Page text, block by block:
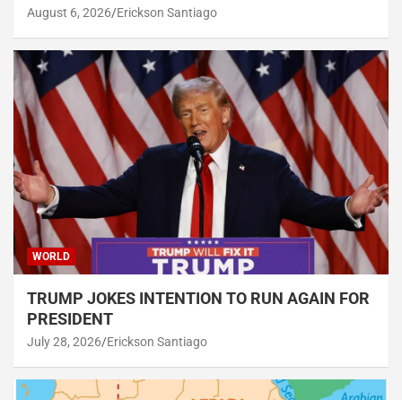
August 6, 2026 Erickson Santiago
WORLD
TRUMP JOKES INTENTION TO RUN AGAIN FOR
PRESIDENT
July 28, 2026 Erickson Santiago